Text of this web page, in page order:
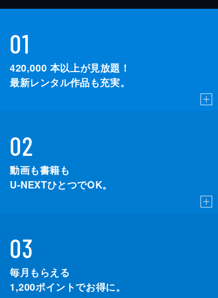
01
420,000 本以上が見放題！
最新レンタル作品も充実。
02
動画も書籍も
U-NEXTひとつでOK。
03
毎月もらえる
1,200ポイントでお得に。